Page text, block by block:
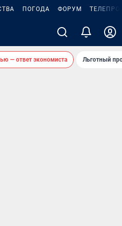
ПОГОДА ФОРУМ
— ответ экономиста Льготный